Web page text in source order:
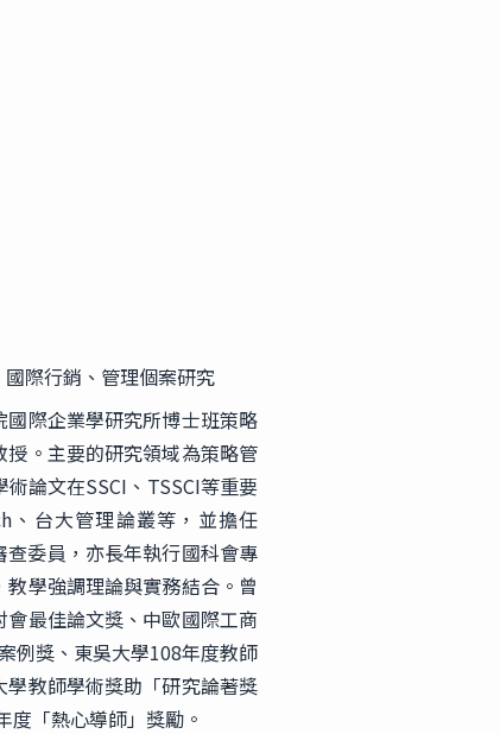
際行銷、管理個案研究
際企業學研究所博士班策略
。主要的研究領域為策略管
論文在SSCI、TSSCI等重要
、台大管理論叢等，並擔任
查委員，亦長年執行國科會專
學強調理論與實務結合。曾
最佳論文獎、中歐國際工商
例獎、東吳大學108年度教師
教師學術獎助「研究論著獎
度「熱心導師」獎勵。